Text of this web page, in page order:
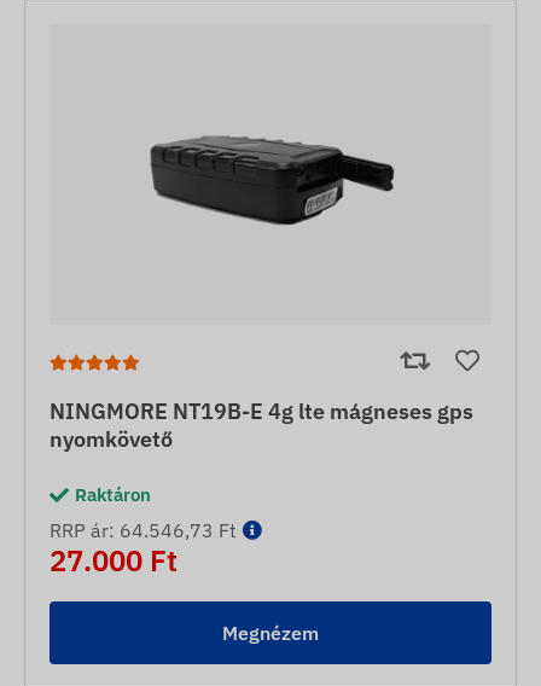
NINGMORE NT19B-E 4g lte mágneses gps
nyomkövető
Raktáron
RRP ár: 64.546,73 Ft
27.000 Ft
Megnézem